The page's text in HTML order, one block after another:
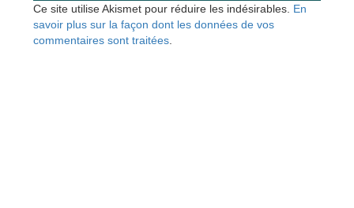
Ce site utilise Akismet pour réduire les indésirables. En
savoir plus sur la façon dont les données de vos
commentaires sont traitées